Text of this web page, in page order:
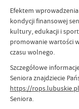
Efektem
kondycji finansowej
kultury, edukacji i
promowanie wartości
czasu wolnego.
Szczegółowe
Seniora znajdziecie
https://
Seniora.